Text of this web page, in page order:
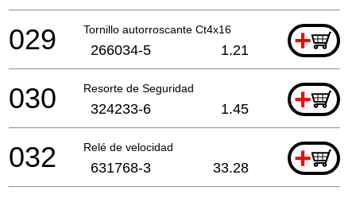
Tornillo autorroscante Ct4x16 +
029 266034-5 1.21
Resorte de Seguridad +
030 324233-6 1.45
Relé de velocidad +
032 631768-3 33.28